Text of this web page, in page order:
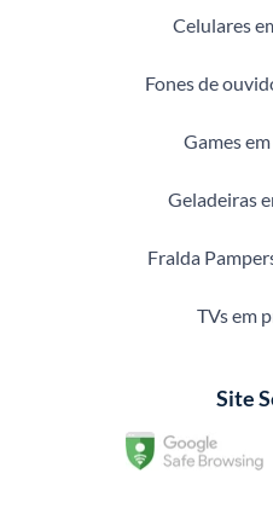
Celulares
Fones de
Games
Geladeiras
Fralda
TVs em
Site